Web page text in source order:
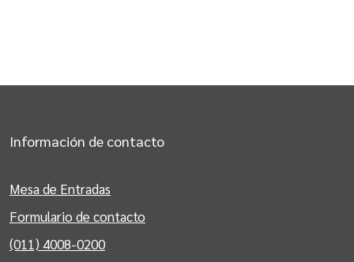
Información de contacto
Mesa de Entradas
Formulario de contacto
(011) 4008-0200